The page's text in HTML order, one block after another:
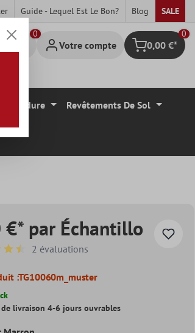
Guide - Lequel Est Le Bon? Blog SALE
Votre compte Panier
0
0,00 €*
Bordure Revêtements De Sol
€* par Échantillo
de 4.5 sur 5 étoiles
2 évaluations
:TG10060m_muster
de livraison 4-6 jours ouvrables